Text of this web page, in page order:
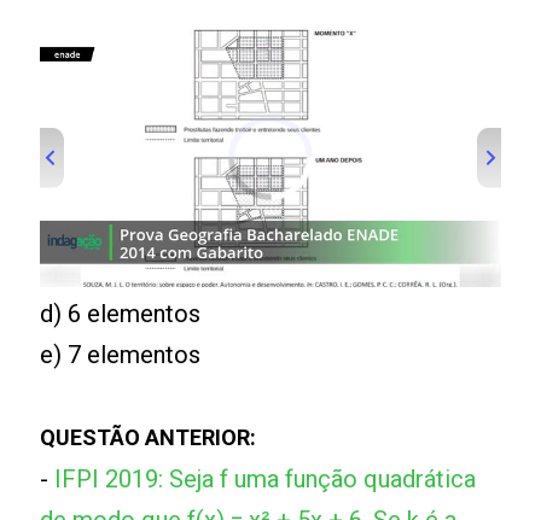
d) 6 elementos
e) 7 elementos
QUESTÃO ANTERIOR:
- IFPI 2019: Seja f uma função quadrática